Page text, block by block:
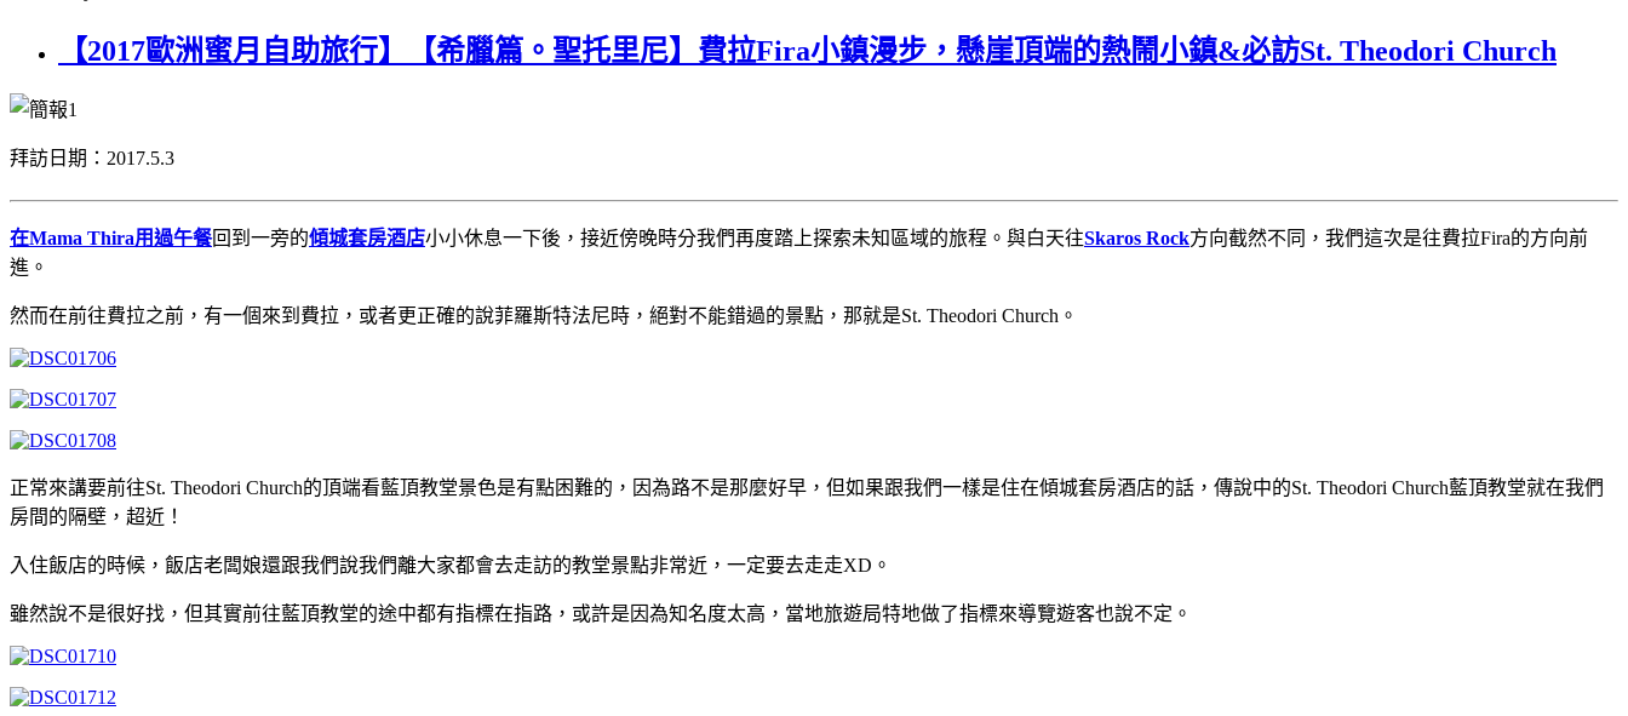
【2017歐洲蜜月自助旅行】【希臘篇。聖托里尼】費拉Fira小鎮漫步，懸崖頂端的熱鬧小鎮&必訪St. Theodori Church
拜訪日期：2017.5.3
在Mama Thira用過午餐回到一旁的傾城套房酒店小小休息一下後，接近傍晚時分我們再度踏上探索未知區域的旅程。與白天往Skaros Rock方向截然不同，我們這次是往費拉Fira的方向前
進。
然而在前往費拉之前，有一個來到費拉，或者更正確的說菲羅斯特法尼時，絕對不能錯過的景點，那就是St. Theodori Church。
正常來講要前往St. Theodori Church的頂端看藍頂教堂景色是有點困難的，因為路不是那麼好早，但如果跟我們一樣是住在傾城套房酒店的話，傳說中的St. Theodori Church藍頂教堂就在我們
房間的隔壁，超近！
入住飯店的時候，飯店老闆娘還跟我們說我們離大家都會去走訪的教堂景點非常近，一定要去走走XD。
雖然說不是很好找，但其實前往藍頂教堂的途中都有指標在指路，或許是因為知名度太高，當地旅遊局特地做了指標來導覽遊客也說不定。